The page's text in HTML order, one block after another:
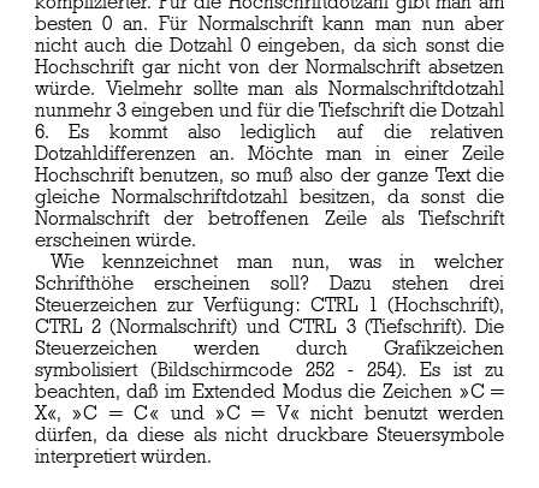
besten 0 an. Für Normalschrift kann man nun aber
nicht auch die Dotzahl 0 eingeben, da sich sonst die
Hochschrift gar nicht von der Normalschrift absetzen
würde. Vielmehr sollte man als Normalschriftdotzahl
nunmehr 3 eingeben und für die Tiefschrift die Dotzahl
6. Es kommt also lediglich auf die relativen
Dotzahldifferenzen an. Möchte man in einer Zeile
Hochschrift benutzen, so muß also der ganze Text die
gleiche Normalschriftdotzahl besitzen, da sonst die
Normalschrift der betroffenen Zeile als Tiefschrift
erscheinen würde.
Wie kennzeichnet man nun, was in welcher
Schrifthöhe erscheinen soll? Dazu stehen drei
Steuerzeichen zur Verfügung: CTRL 1 (Hochschrift),
CTRL 2 (Normalschrift) und CTRL 3 (Tiefschrift). Die
Steuerzeichen werden durch Grafikzeichen
symbolisiert (Bildschirmcode 252 - 254). Es ist zu
beachten, daß im Extended Modus die Zeichen »C =
X«, »C = C« und »C = V« nicht benutzt werden
dürfen, da diese als nicht druckbare Steuersymbole
interpretiert würden.